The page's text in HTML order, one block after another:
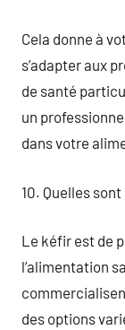
Cela donne à
s’adapter aux
de santé
un
dans votre
10. Quelles
Le kéfir est de
l’alimentation
des options